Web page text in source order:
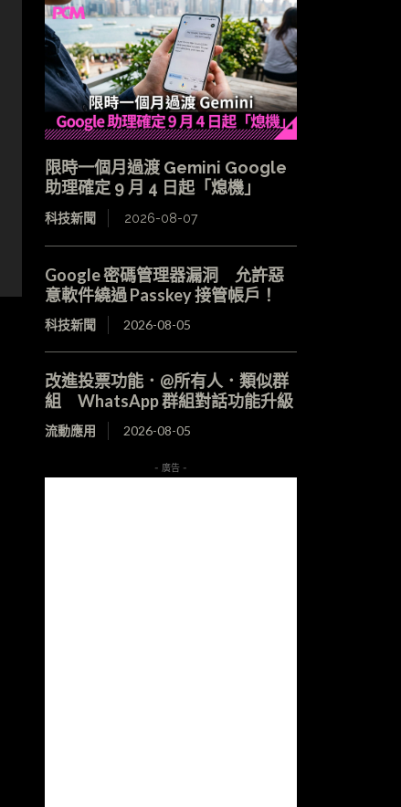
限時一個月過渡 Gemini Google
助理確定 9 月 4 日起「熄機」
科技新聞 2026-08-07
Google 密碼管理器漏洞 允許惡
意軟件繞過 Passkey 接管帳戶！
科技新聞 2026-08-05
改進投票功能．@所有人．類似群
組 WhatsApp 群組對話功能升級
流動應用 2026-08-05
- 廣告 -